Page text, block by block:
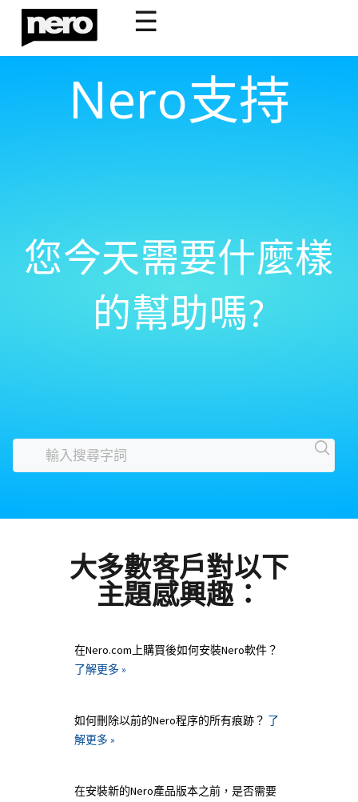
☰
Nero支持
您今天需要什麼樣
的幫助嗎?
大多數客戶對以下
主題感興趣：
在Nero.com上購買後如何安裝Nero軟件？
了解更多 »
如何刪除以前的Nero程序的所有痕跡？ 了
解更多 »
在安裝新的Nero產品版本之前，是否需要